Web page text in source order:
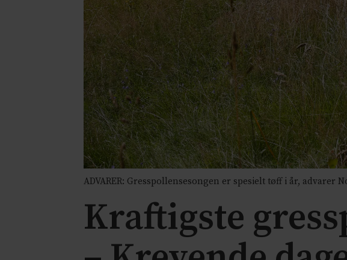
ADVARER: Gresspollensesongen er spesielt tøff i år,
Kraftigste